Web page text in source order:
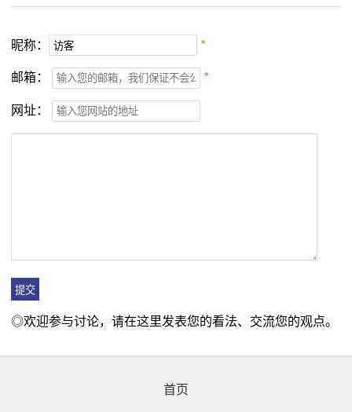
昵称： *
邮箱： *
网址：
◎欢迎参与讨论，请在这里发表您的看法、交流您的观点。
首页